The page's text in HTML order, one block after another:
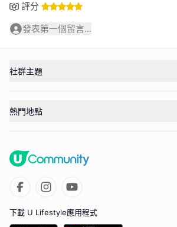
評分
發表第一個留言...
社群主題
熱門地點
下載 U Lifestyle應用程式